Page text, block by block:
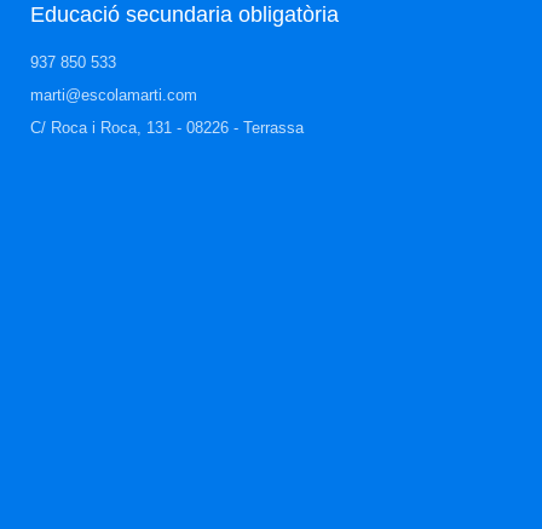
Educació secundaria obligatòria​
937 850 533
marti@escolamarti.com
C/ Roca i Roca, 131 - 08226 - Terrassa